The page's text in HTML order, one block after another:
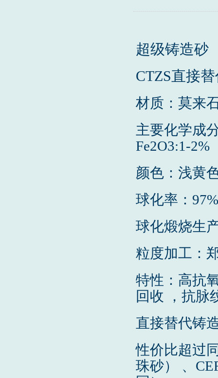
超级铸造砂
CTZS直接
材质：莫来
主要化学成
Fe2O3:1-2%
颜色：浅黄
球化率：97%
球化煅烧生
粒度加工：
特性：高抗
回收 ， 抗脉
直接替代铸
性价比超过
珠砂） 、